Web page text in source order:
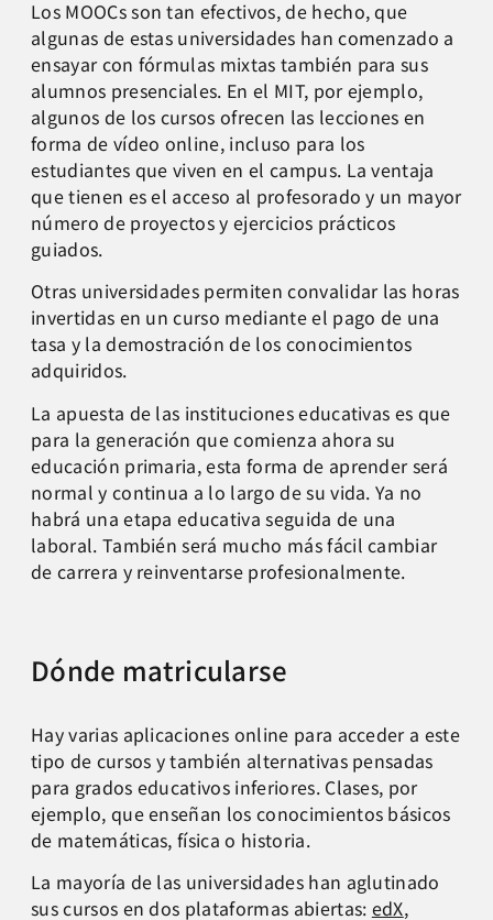
Los MOOCs son tan efectivos, de hecho, que
algunas de estas universidades han comenzado a
ensayar con fórmulas mixtas también para sus
alumnos presenciales. En el MIT, por ejemplo,
algunos de los cursos ofrecen las lecciones en
forma de vídeo online, incluso para los
estudiantes que viven en el campus. La ventaja
que tienen es el acceso al profesorado y un mayor
número de proyectos y ejercicios prácticos
guiados.
Otras universidades permiten convalidar las horas
invertidas en un curso mediante el pago de una
tasa y la demostración de los conocimientos
adquiridos.
La apuesta de las instituciones educativas es que
para la generación que comienza ahora su
educación primaria, esta forma de aprender será
normal y continua a lo largo de su vida. Ya no
habrá una etapa educativa seguida de una
laboral. También será mucho más fácil cambiar
de carrera y reinventarse profesionalmente.
Dónde matricularse
Hay varias aplicaciones online para acceder a este
tipo de cursos y también alternativas pensadas
para grados educativos inferiores. Clases, por
ejemplo, que enseñan los conocimientos básicos
de matemáticas, física o historia.
La mayoría de las universidades han aglutinado
sus cursos en dos plataformas abiertas: edX,